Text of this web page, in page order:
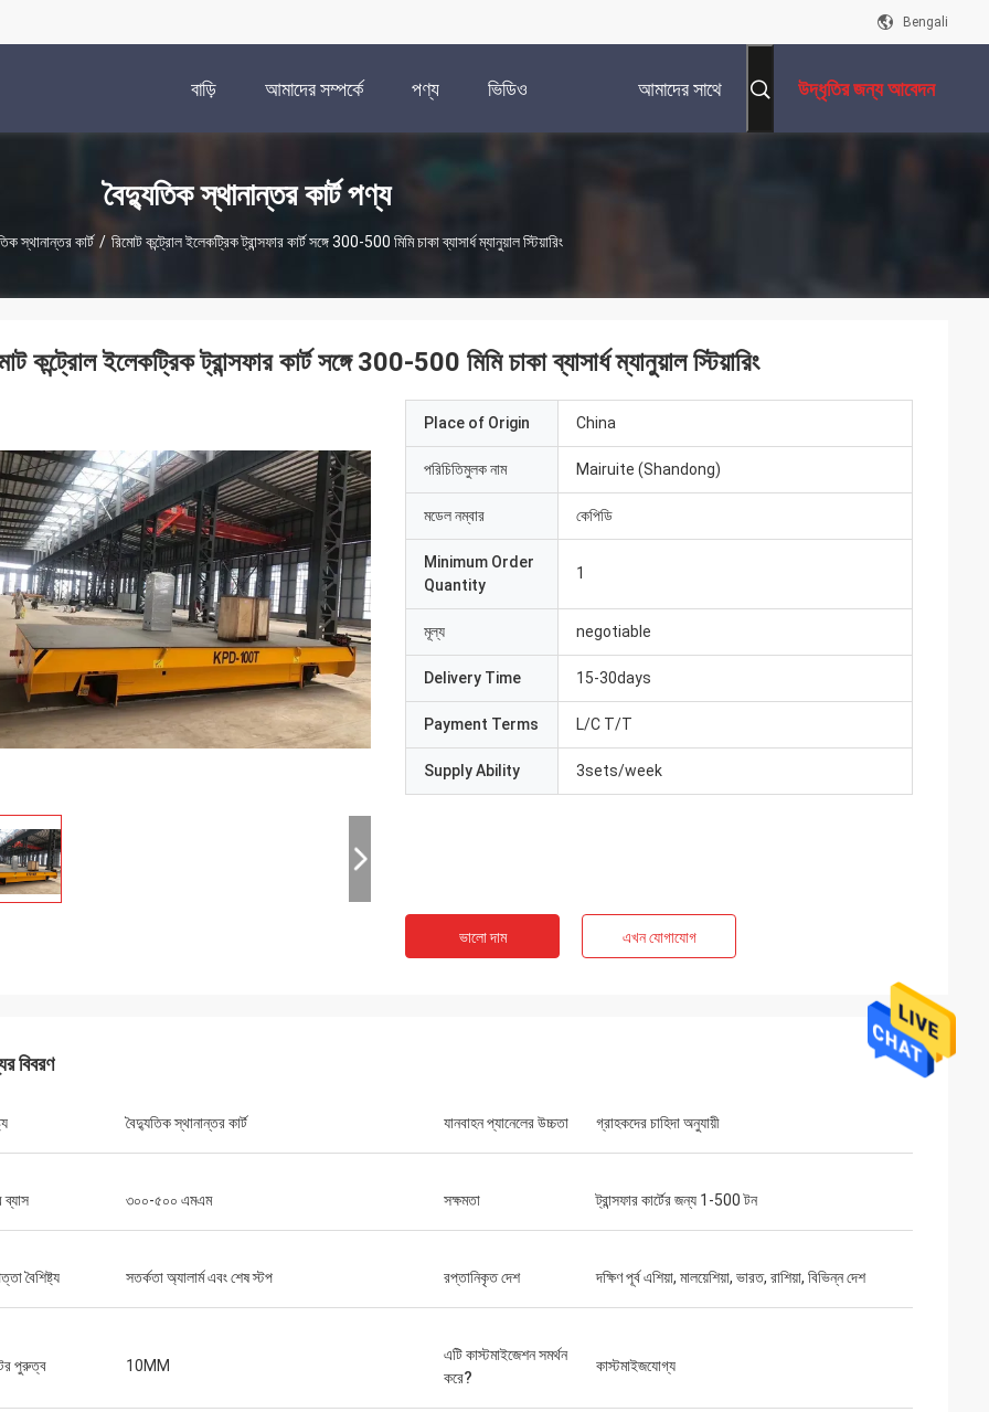
Bengali
বাড়ি আমাদের সম্পর্কে পণ্য ভিডিও আমাদের সাথে উদ্ধৃতির জন্য আবেদন
বৈদ্যুতিক স্থানান্তর কার্ট পণ্য
স্থানান্তর কার্ট / রিমোট কন্ট্রোল ইলেকট্রিক ট্রান্সফার কার্ট সঙ্গে 300-500 মিমি চাকা ব্যাসার্ধ ম্যানুয়াল স্টিয়ারিং
কন্ট্রোল ইলেকট্রিক ট্রান্সফার কার্ট সঙ্গে 300-500 মিমি চাকা ব্যাসার্ধ ম্যানুয়াল স্টিয়ারিং
Place of Origin China
পরিচিতিমুলক নাম Mairuite (Shandong)
মডেল নম্বার কেপিডি
Minimum Order
Quantity
1
মূল্য negotiable
Delivery Time 15-30days
Payment Terms L/C T/T
Supply Ability 3sets/week
ভালো দাম এখন যোগাযোগ
বিবরণ
বৈদ্যুতিক স্থানান্তর কার্ট যানবাহন প্যানেলের উচ্চতা গ্রাহকদের চাহিদা অনুযায়ী
ব্যাস ৩০০-৫০০ এমএম সক্ষমতা ট্রান্সফার কার্টের জন্য 1-500 টন
বৈশিষ্ট্য সতর্কতা অ্যালার্ম এবং শেষ স্টপ রপ্তানিকৃত দেশ দক্ষিণ পূর্ব এশিয়া, মালয়েশিয়া, ভারত, রাশিয়া, বিভিন্ন দেশ
পুরুত্ব 10MM
এটি কাস্টমাইজেশন সমর্থন
করে?
কাস্টমাইজযোগ্য